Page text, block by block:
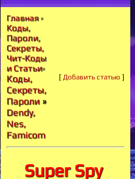
Главная »
Коды,
Пароли,
Секреты,
Чит-Коды
и Статьи»
Коды,
Секреты,
Пароли »
Dendy,
Nes,
Famicom
[ Добавить статью ]
Super Spy